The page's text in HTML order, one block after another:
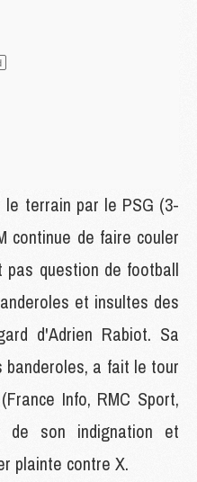
terrain par le PSG (3-
continue de faire couler
question de football
et insultes des
d'Adrien Rabiot. Sa
banderoles, a fait le tour
Info, RMC Sport,
de son indignation et
plainte contre X.